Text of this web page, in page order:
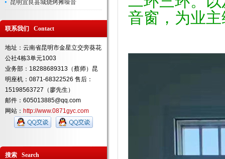
昆明宜良县城烧烤摊噪音
联系我们 Contact
地址：云南省昆明市金星立交旁葵花
公社4栋3单元1003
业务部：18288689313（蔡师）昆
明座机：0871-68322526 售后：
15198563727（廖先生）
邮件：605013885@qq.com
网站： http://www.0871gyc.com
搜索 Search
音窗，为业